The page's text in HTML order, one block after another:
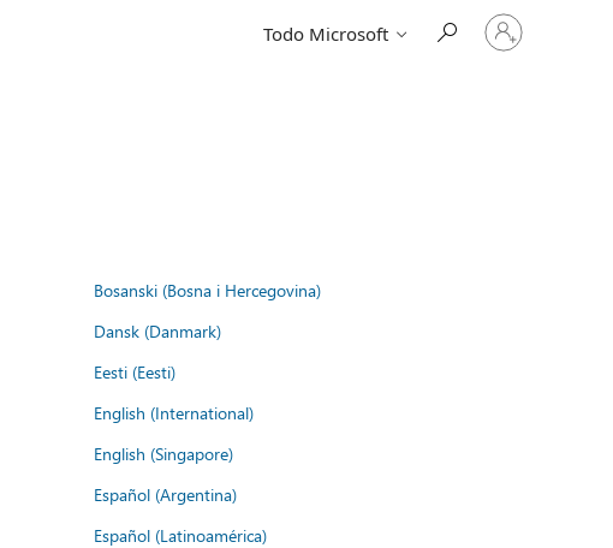
Todo Microsoft
Iniciar
sesión
Bosanski (Bosna i Hercegovina)
Dansk (Danmark)
Eesti (Eesti)
English (International)
English (Singapore)
Español (Argentina)
Español (Latinoamérica)